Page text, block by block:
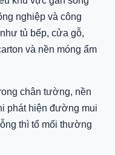
nghiệp và công
tủ bếp, cửa gỗ,
và nền móng ẩm
chân tường, nền
phát hiện đường mui
thì tổ mối thường